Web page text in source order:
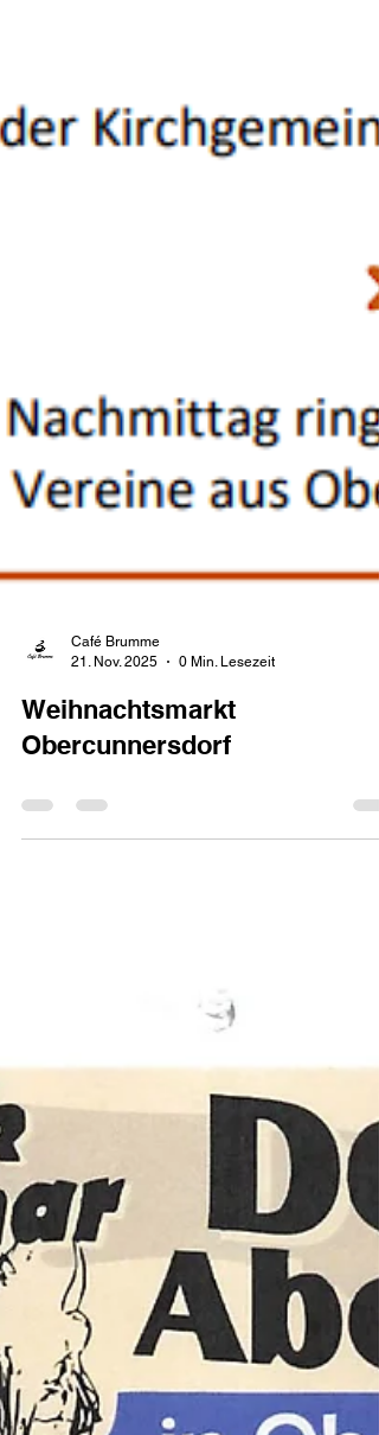
Café Brumme
21. Nov. 2025
0 Min. Lesezeit
Weihnachtsmarkt
Obercunnersdorf